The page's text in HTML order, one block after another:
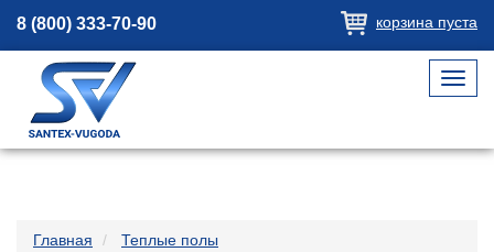
8 (800) 333-70-90 корзина пуста
Главная
Теплые полы